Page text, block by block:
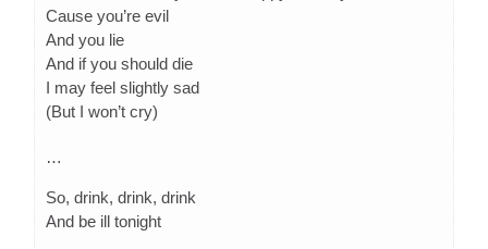
Cause you’re evil
And you lie
And if you should die
I may feel slightly sad
(But I won’t cry)
…
So, drink, drink, drink
And be ill tonight